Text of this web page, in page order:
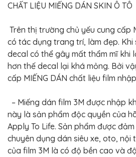
CHẤT LIỆU MIẾNG DÁN SKIN Ô TÔ
Trên thị trường chủ yếu cung cấp
có tác dụng trang trí, làm đẹp. Khi
decal có thể gây mất thẩm mĩ khi
hơn thế decal lại khá mỏng. Bởi
cấp MIẾNG DÁN chất liệu film
– Miếng dán film 3M được nhập
này là sản phẩm độc quyền của
Apply To Life. Sản phẩm được
chuyên dụng dán siêu xe, oto, nội
của film 3M là có độ bền cao và